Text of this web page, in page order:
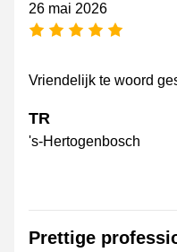
26 mai 2026
Vriendelijk te woord
TR
's-Hertogenbosch
Prettige